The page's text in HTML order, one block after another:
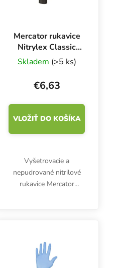
Mercator rukavice
Nitrylex Classic
BLACK L, 100 ks
Skladem (>5 ks)
€6,63
VLOŽIŤ DO KOŠÍKA
Vyšetrovacie a
nepudrované nitrilové
rukavice Mercator
triedy I a osobné
ochranné prostriedky...